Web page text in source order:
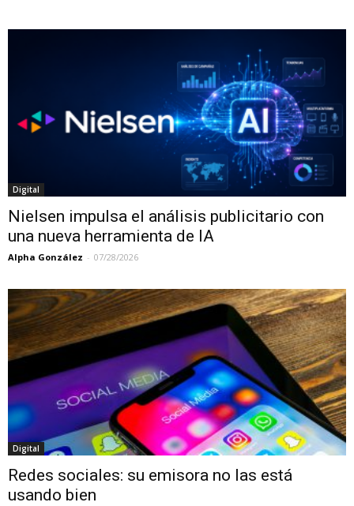
Digital
Nielsen impulsa el análisis publicitario con
una nueva herramienta de IA
Alpha González - 07/28/2026
Digital
Redes sociales: su emisora no las está
usando bien